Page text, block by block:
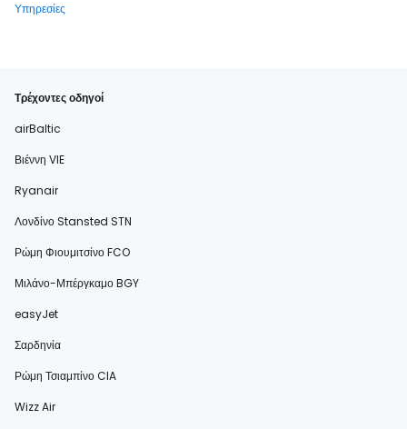
Υπηρεσίες
Τρέχοντες οδηγοί
airBaltic
Βιέννη VIE
Ryanair
Λονδίνο Stansted STN
Ρώμη Φιουμιτσίνο FCO
Μιλάνο-Μπέργκαμο BGY
easyJet
Σαρδηνία
Ρώμη Τσιαμπίνο CIA
Wizz Air